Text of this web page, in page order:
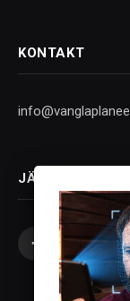
KONTAKT
JÄLGI
Facebook
X
(Twitter)